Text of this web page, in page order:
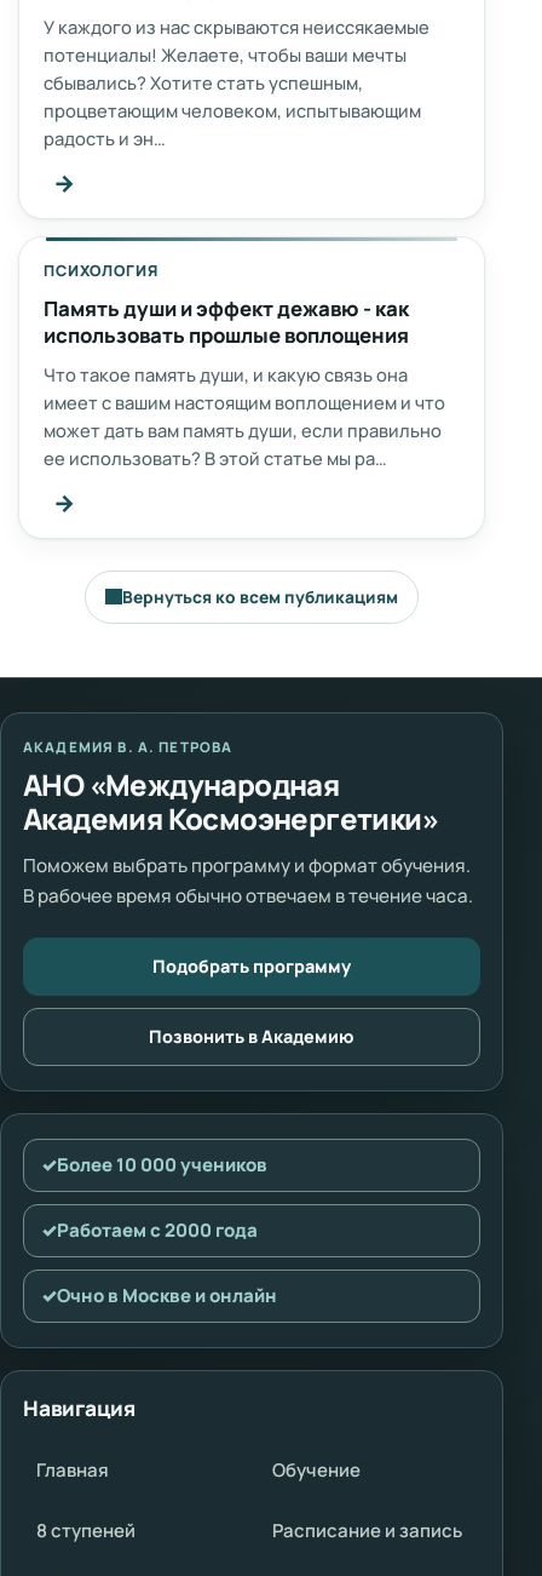
У каждого из нас скрываются неиссякаемые
потенциалы! Желаете, чтобы ваши мечты
сбывались? Хотите стать успешным,
процветающим человеком, испытывающим
радость и эн…
→
ПСИХОЛОГИЯ
Память души и эффект дежавю - как
использовать прошлые воплощения
Что такое память души, и какую связь она
имеет с вашим настоящим воплощением и что
может дать вам память души, если правильно
ее использовать? В этой статье мы ра…
→
Вернуться ко всем публикациям
АКАДЕМИЯ В. А. ПЕТРОВА
АНО «Международная
Академия Космоэнергетики»
Поможем выбрать программу и формат обучения.
В рабочее время обычно отвечаем в течение часа.
Подобрать программу
Позвонить в Академию
✓Более 10 000 учеников
✓Работаем с 2000 года
✓Очно в Москве и онлайн
Навигация
Главная Обучение
8 ступеней Расписание и запись